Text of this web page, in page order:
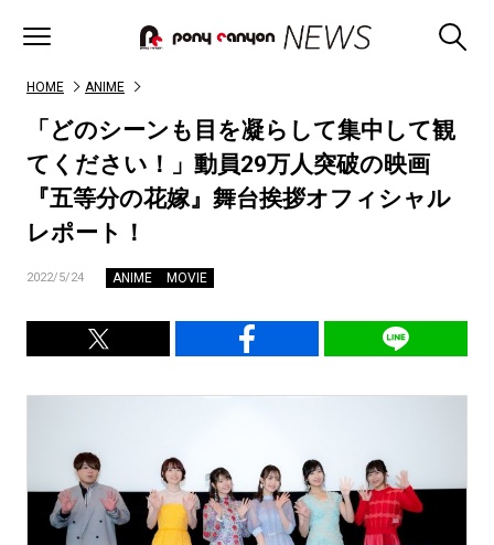
HOME ANIME
「どのシーンも目を凝らして集中して観
てください！」動員29万人突破の映画
『五等分の花嫁』舞台挨拶オフィシャル
レポート！
2022/5/24 ANIME MOVIE